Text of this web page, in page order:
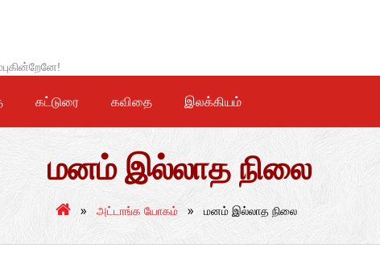
கட்டுரை கவிதை இலக்கியம்
மனம் இல்லாத நிலை
» அட்டாங்க யோகம் » மனம் இல்லாத நிலை